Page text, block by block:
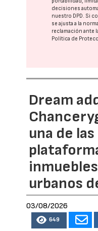
decisiones
nuestro DPD. Si
se ajusta a la
reclamación ante
Política de
Dream
una de
urbanos
03/08/2026
649